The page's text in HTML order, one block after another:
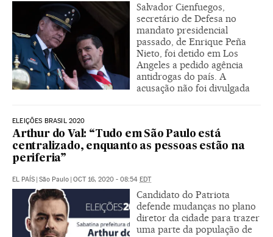
Salvador Cienfuegos,
secretário de Defesa no
mandato presidencial
passado, de Enrique Peña
Nieto, foi detido em Los
Angeles a pedido agência
antidrogas do país. A
acusação não foi divulgada
ELEIÇÕES BRASIL 2020
Arthur do Val: “Tudo em São Paulo está
centralizado, enquanto as pessoas estão na
periferia”
EL PAÍS | São Paulo | OCT 16, 2020 - 08:54 EDT
Candidato do Patriota
defende mudanças no plano
diretor da cidade para trazer
uma parte da população de